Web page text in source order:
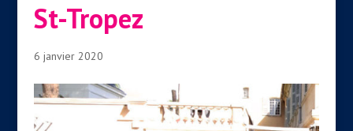
St-Tropez
6 janvier 2020